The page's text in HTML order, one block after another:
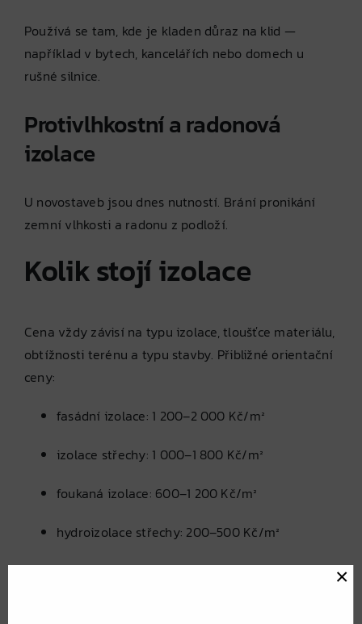
Používá se tam, kde je kladen důraz na klid —
například v bytech, kancelářích nebo domech u
rušné silnice.
Protivlhkostní a radonová
izolace
U novostaveb jsou dnes nutností. Brání pronikání
zemní vlhkosti a radonu z podloží.
Kolik stojí izolace
Cena vždy závisí na typu izolace, tloušťce materiálu,
obtížnosti terénu a typu stavby. Přibližné orientační
ceny:
fasádní izolace: 1 200–2 000 Kč/m²
izolace střechy: 1 000–1 800 Kč/m²
foukaná izolace: 600–1 200 Kč/m²
hydroizolace střechy: 200–500 Kč/m²
izolace základů: dle typu, obvykle 600–1 500
×